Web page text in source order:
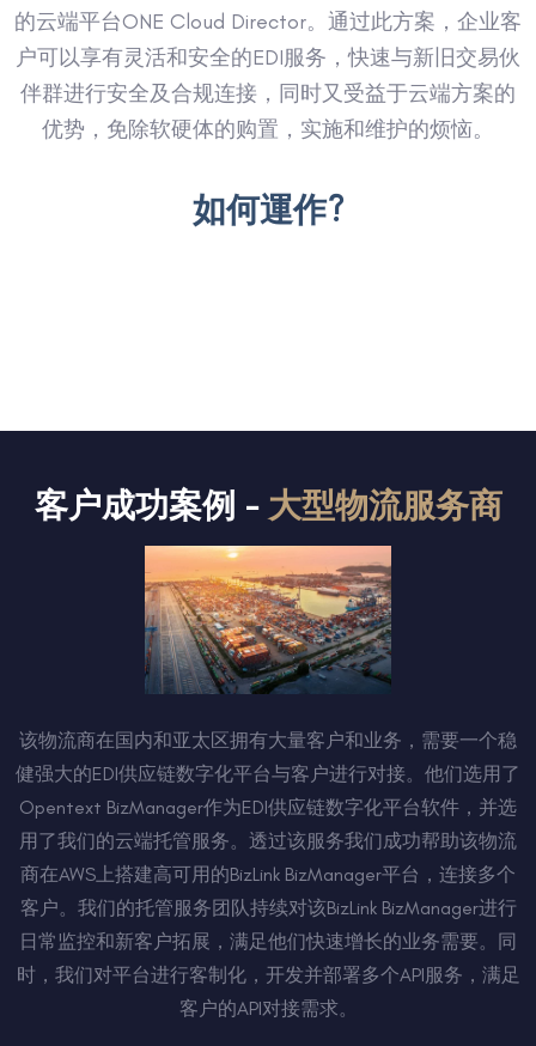
的云端平台ONE Cloud Director。通过此方案，企业客
户可以享有灵活和安全的EDI服务，快速与新旧交易伙
伴群进行安全及合规连接，同时又受益于云端方案的
优势，免除软硬体的购置，实施和维护的烦恼。
如何運作?
客户成功案例 - 大型物流服务商
该物流商在国内和亚太区拥有大量客户和业务，需要一个稳
健强大的EDI供应链数字化平台与客户进行对接。他们选用了
Opentext BizManager作为EDI供应链数字化平台软件，并选
用了我们的云端托管服务。透过该服务我们成功帮助该物流
商在AWS上搭建高可用的BizLink BizManager平台，连接多个
客户。我们的托管服务团队持续对该BizLink BizManager进行
日常监控和新客户拓展，满足他们快速增长的业务需要。同
时，我们对平台进行客制化，开发并部署多个API服务，满足
客户的API对接需求。